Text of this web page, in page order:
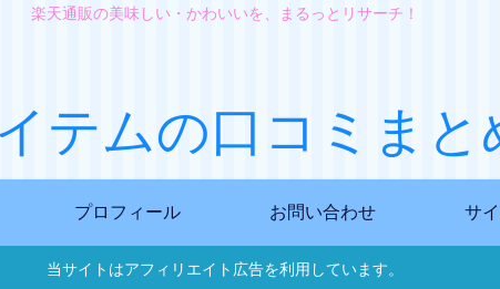
楽天通販の美味しい・かわいいを、まるっとリサーチ！
テムの口コミまと
プロフィール お問い合わせ サ
当サイトはアフィリエイト広告を利用しています。